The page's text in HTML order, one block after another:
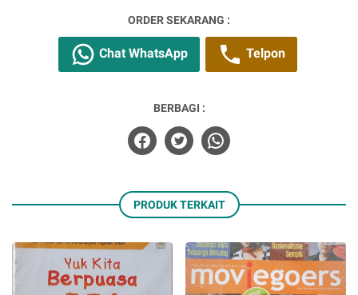
ORDER SEKARANG :
Chat WhatsApp Telpon
BERBAGI :
PRODUK TERKAIT